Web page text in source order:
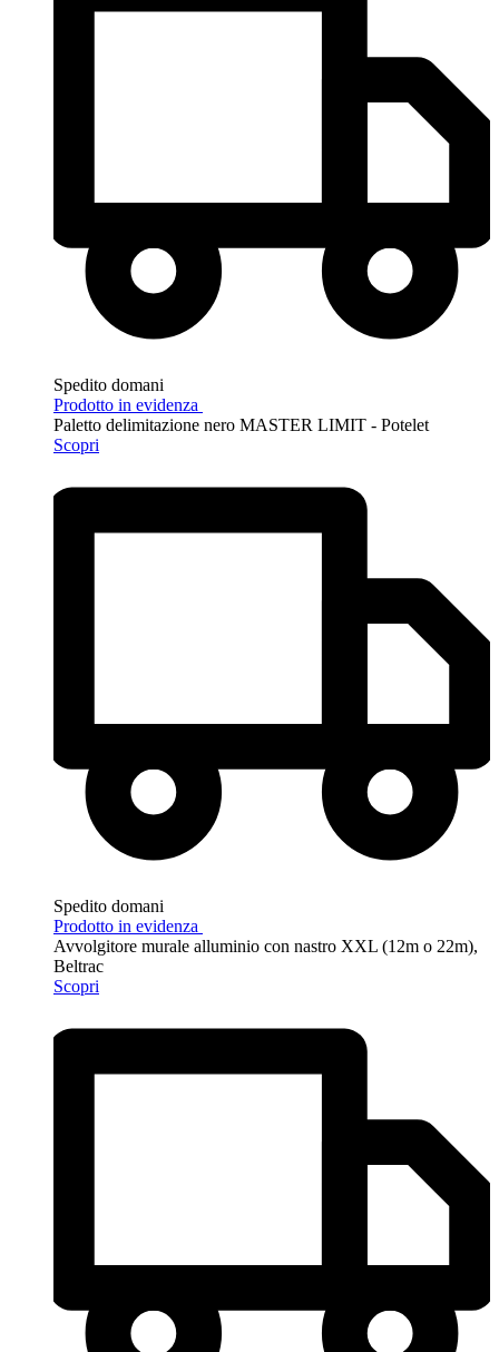
Spedito domani
Prodotto in evidenza
Scopri
Spedito domani
Prodotto in evidenza
Avvolgitore murale alluminio con nastro XXL (12m o 22m),